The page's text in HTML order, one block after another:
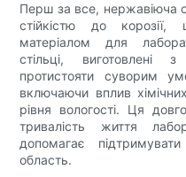
Перш за все, нержавіюча
стійкістю до
матеріалом для
стільці, виготовлені
протистояти суворим
включаючи вплив
рівня вологості. Ця
тривалість життя
допомагає
область.